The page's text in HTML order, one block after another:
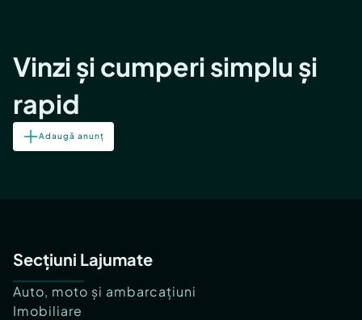
Vinzi și cumperi simplu și
rapid
Adaugă anunț
Secțiuni Lajumate
Auto, moto și ambarcațiuni
Imobiliare